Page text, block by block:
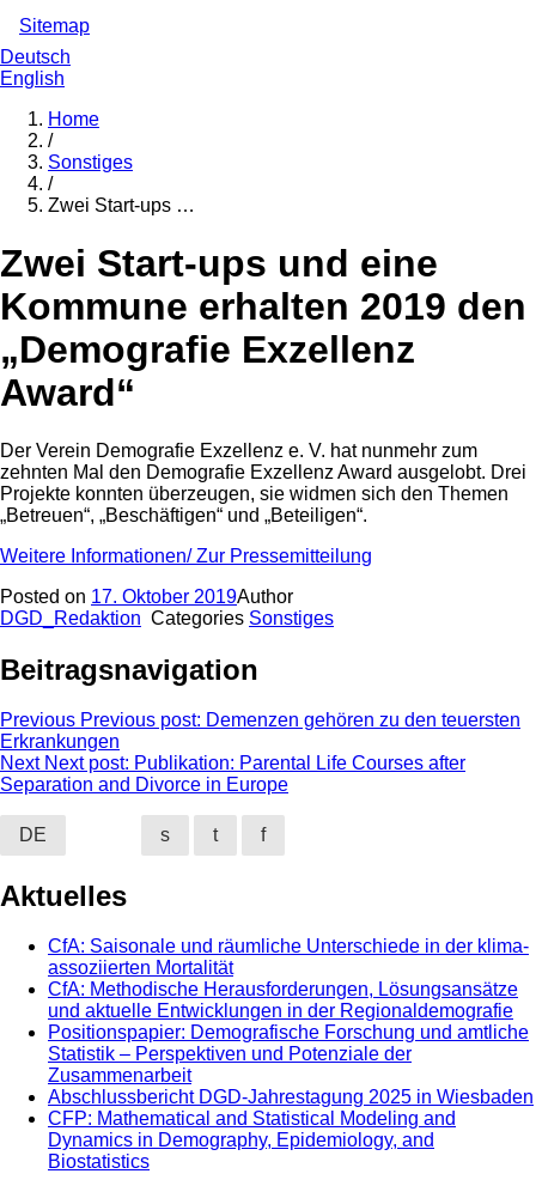
Sitemap
Deutsch
English
Home
/
Sonstiges
/
Zwei Start-ups …
Zwei Start-ups und eine
Kommune erhalten 2019 den
„Demografie Exzellenz
Award“
Der Verein Demografie Exzellenz e. V. hat nunmehr zum
zehnten Mal den Demografie Exzellenz Award ausgelobt. Drei
Projekte konnten überzeugen, sie widmen sich den Themen
„Betreuen“, „Beschäftigen“ und „Beteiligen“.
Weitere Informationen/ Zur Pressemitteilung
Posted on 17. Oktober 2019Author
DGD_Redaktion Categories Sonstiges
Beitragsnavigation
Previous Previous post: Demenzen gehören zu den teuersten
Erkrankungen
Next Next post: Publikation: Parental Life Courses after
Separation and Divorce in Europe
DE s t f
Aktuelles
CfA: Saisonale und räumliche Unterschiede in der klima-
assoziierten Mortalität
CfA: Methodische Herausforderungen, Lösungsansätze
und aktuelle Entwicklungen in der Regionaldemografie
Positionspapier: Demografische Forschung und amtliche
Statistik – Perspektiven und Potenziale der
Zusammenarbeit
Abschlussbericht DGD-Jahrestagung 2025 in Wiesbaden
CFP: Mathematical and Statistical Modeling and
Dynamics in Demography, Epidemiology, and
Biostatistics